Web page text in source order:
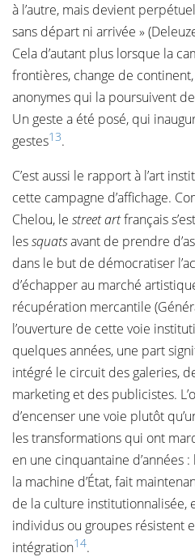
à l’autre, mais devient
sans départ ni arrivée »
Cela d’autant plus lorsque la
frontières, change de
anonymes qui la poursuivent
Un geste a été posé, qui
gestes13.
C’est aussi le rapport à l’art
cette campagne d’affichage.
Chelou, le street artfrançais
lessquatsavant de prendre
dans le but de démocratiser
d’échapper au marché
récupération mercantile
l’ouverture de cette voie
quelques années, une part
intégré le circuit des galeries,
marketing et des publicistes.
d’encenser une voie plutôt
les transformations qui ont
en une cinquantaine d’années
la machine d’État, fait
de la culture institutionnalisée,
individus ou groupes résistent
intégration14.